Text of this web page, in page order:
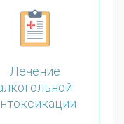
Лечение